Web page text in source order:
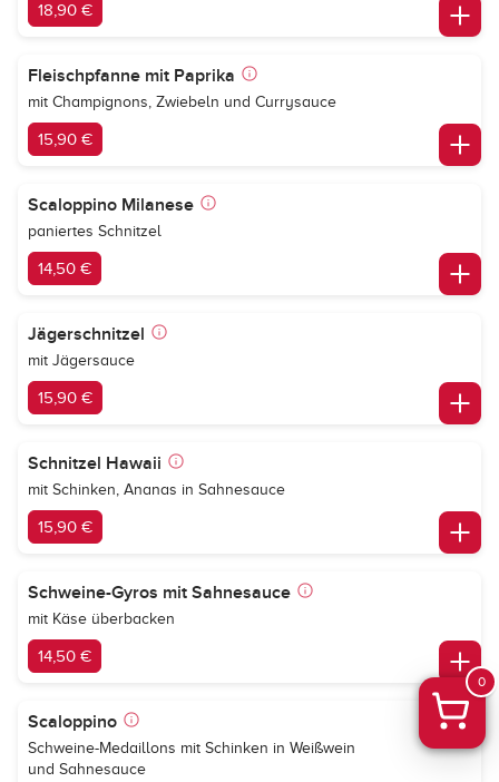
18,90 €
Fleischpfanne mit Paprika
mit Champignons, Zwiebeln und Currysauce
15,90 €
Scaloppino Milanese
paniertes Schnitzel
14,50 €
Jägerschnitzel
mit Jägersauce
15,90 €
Schnitzel Hawaii
mit Schinken, Ananas in Sahnesauce
15,90 €
Schweine-Gyros mit Sahnesauce
mit Käse überbacken
14,50 €
Scaloppino
Schweine-Medaillons mit Schinken in Weißwein
und Sahnesauce
0